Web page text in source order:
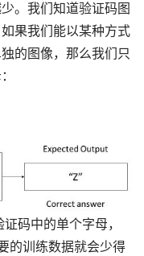
。我们知道验证码图
果我们能以某种方式
的图像，那么我们只
码中的单个字母，
的训练数据就会少得